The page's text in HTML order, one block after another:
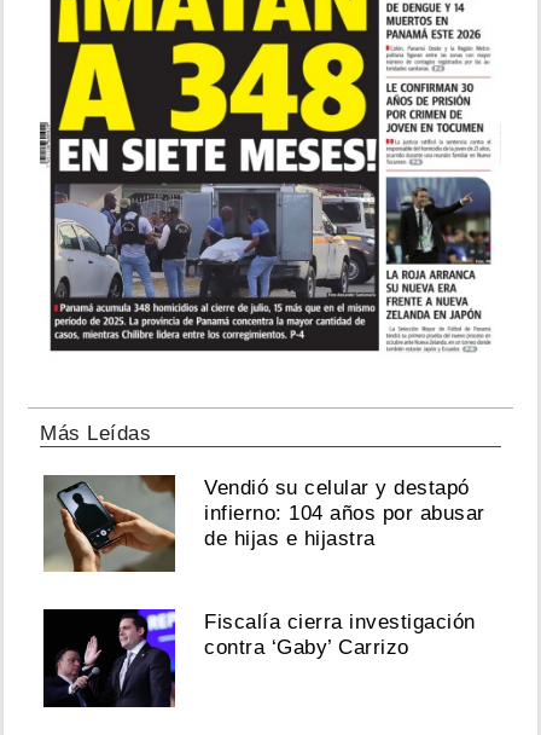
Más Leídas
Vendió su celular y destapó
infierno: 104 años por abusar
de hijas e hijastra
Fiscalía cierra investigación
contra ‘Gaby’ Carrizo